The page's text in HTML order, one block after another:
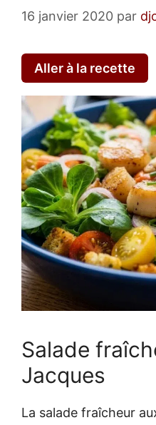
16 janvier 2020 par
Aller à la recette
Salade
Jacques
La salade fraîcheur